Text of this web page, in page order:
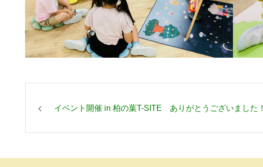
イベント開催 in 柏の葉T-SITE ありがとうございました！